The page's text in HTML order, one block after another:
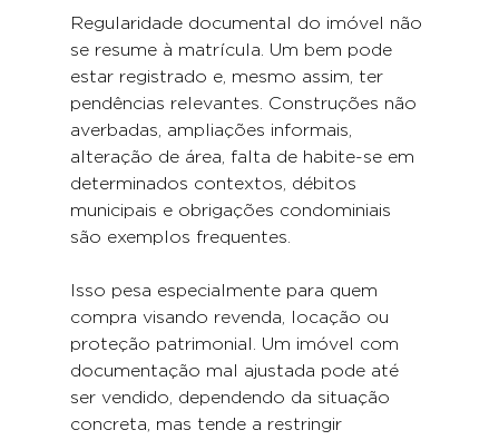
Regularidade documental do imóvel não
se resume à matrícula. Um bem pode
estar registrado e, mesmo assim, ter
pendências relevantes. Construções não
averbadas, ampliações informais,
alteração de área, falta de habite-se em
determinados contextos, débitos
municipais e obrigações condominiais
são exemplos frequentes.
Isso pesa especialmente para quem
compra visando revenda, locação ou
proteção patrimonial. Um imóvel com
documentação mal ajustada pode até
ser vendido, dependendo da situação
concreta, mas tende a restringir